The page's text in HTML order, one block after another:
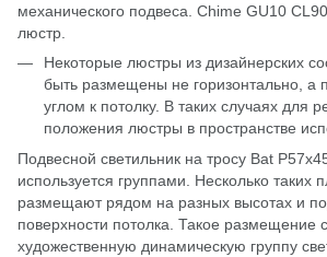
механического подвеса. Chime GU10
люстр.
Некоторые люстры из дизайнерских
быть размещены не горизонтально, а
углом к ​​потолку. В таких случаях для
положения люстры в пространстве
Подвесной светильник на тросу Bat
используется группами. Несколько таких
размещают рядом на разных высотах и
поверхности потолка. Такое размещение
художественную динамическую группу